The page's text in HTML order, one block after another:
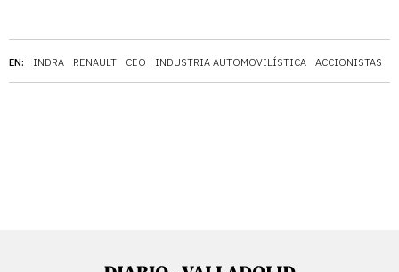
EN: INDRA RENAULT CEO INDUSTRIA AUTOMOVILÍSTICA ACCIONISTAS